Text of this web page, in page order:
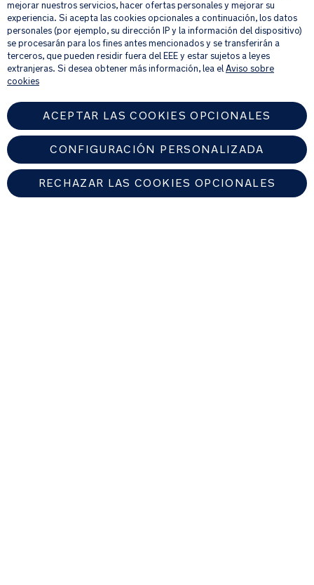
Al proporcionar tu dirección de correo electrónico, aceptas recibir por
correo electrónico nuestro boletín de noticias e información sobre
productos y ofertas que creamos que puedan ser de tu interés.
Si quieres más información sobre cómo procesamos tus datos personales,
consulta nuestro
aviso de privacidad
mejorar nuestros servicios, hacer ofertas personales y mejorar su
experiencia. Si acepta las cookies opcionales a continuación, los datos
personales (por ejemplo, su dirección IP y la información del dispositivo)
se procesarán para los fines antes mencionados y se transferirán a
terceros, que pueden residir fuera del EEE y estar sujetos a leyes
extranjeras. Si desea obtener más información, lea elAviso sobre
cookies
ACEPTAR LAS COOKIES OPCIONALES
CONFIGURACIÓN PERSONALIZADA
RECHAZAR LAS COOKIES OPCIONALES